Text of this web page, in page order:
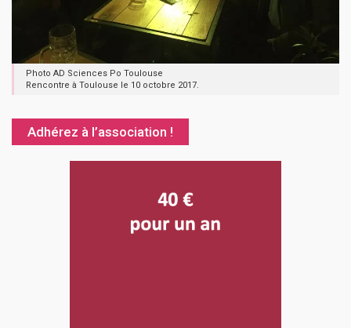
Photo AD Sciences Po Toulouse
Rencontre à Toulouse le 10 octobre 2017.
Adhérez à l’association !